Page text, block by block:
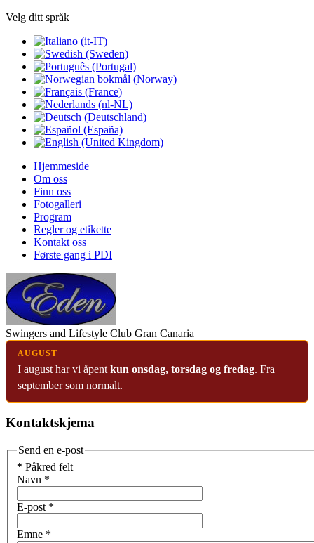
Velg ditt språk
Hjemmeside
Om oss
Finn oss
Fotogalleri
Program
Regler og etikette
Kontakt oss
Første gang i PDI
Swingers and Lifestyle Club Gran Canaria
AUGUST
I august har vi åpent kun onsdag, torsdag og fredag. Fra
september som normalt.
Kontaktskjema
Send en e-post
* Påkred felt
Navn *
E-post *
Emne *